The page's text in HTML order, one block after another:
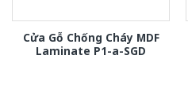
Cửa Gỗ Chống Cháy MDF
Laminate P1-a-SGD